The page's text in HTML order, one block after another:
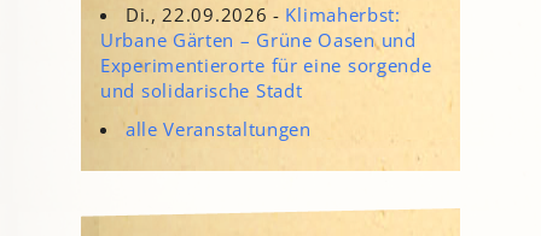
Di., 22.09.2026 - Klimaherbst:
Urbane Gärten – Grüne Oasen und
Experimentierorte für eine sorgende
und solidarische Stadt
alle Veranstaltungen